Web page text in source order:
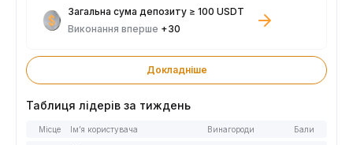
Загальна сума депозиту ≥ 100 USDT
Виконання вперше +30
Докладніше
Таблиця лідерів за тиждень
Місце Ім’я користувача Винагороди Бали